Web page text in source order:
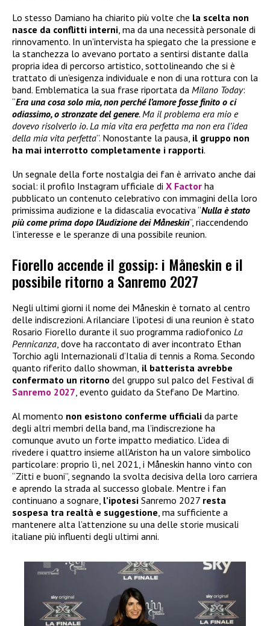
Lo stesso Damiano ha chiarito più volte che la scelta non
nasce da conflitti interni , ma da una necessità personale di
rinnovamento. In un’intervista ha spiegato che la pressione e
la stanchezza lo avevano portato a sentirsi distante dalla
propria idea di percorso artistico, sottolineando che si è
trattato di un’esigenza individuale e non di una rottura con la
band. Emblematica la sua frase riportata da Milano Today:
“Era una cosa solo mia, non perché l’amore fosse finito o ci
odiassimo, o stronzate del genere. Ma il problema era mio e
dovevo risolverlo io. La mia vita era perfetta ma non era l’idea
della mia vita perfetta”. Nonostante la pausa, il gruppo non
ha mai interrotto completamente i rapporti.
Un segnale della forte nostalgia dei fan è arrivato anche dai
social: il profilo Instagram ufficiale di X Factor ha
pubblicato un contenuto celebrativo con immagini della loro
primissima audizione e la didascalia evocativa “Nulla è stato
più come prima dopo l’Audizione dei Måneskin”, riaccendendo
l’interesse e le speranze di una possibile reunion.
Fiorello accende il gossip: i Måneskin e il
possibile ritorno a Sanremo 2027
Negli ultimi giorni il nome dei Måneskin è tornato al centro
delle indiscrezioni. A rilanciare l’ipotesi di una reunion è stato
Rosario Fiorello durante il suo programma radiofonico La
Pennicanza, dove ha raccontato di aver incontrato Ethan
Torchio agli Internazionali d’Italia di tennis a Roma. Secondo
quanto riferito dallo showman, il batterista avrebbe
confermato un ritorno del gruppo sul palco del Festival di
Sanremo 2027, evento guidato da Stefano De Martino.
Al momento non esistono conferme ufficiali da parte
degli altri membri della band, ma l’indiscrezione ha
comunque avuto un forte impatto mediatico. L’idea di
rivedere i quattro insieme all’Ariston ha un valore simbolico
particolare: proprio lì, nel 2021, i Måneskin hanno vinto con
“Zitti e buoni”, segnando la svolta decisiva della loro carriera
e aprendo la strada al successo globale. Mentre i fan
continuano a sognare, l’ipotesi Sanremo 2027 resta
sospesa tra realtà e suggestione, ma sufficiente a
mantenere alta l’attenzione su una delle storie musicali
italiane più influenti degli ultimi anni.